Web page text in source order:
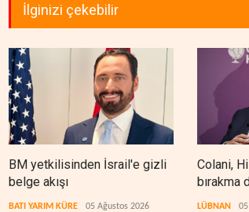
İlginizi çekebilir
BM yetkilisinden İsrail'e gizli
belge akışı
BATI YARIM KÜRE 05 Ağustos 2026
Colani,
bırakma
arıyor
LÜBNAN